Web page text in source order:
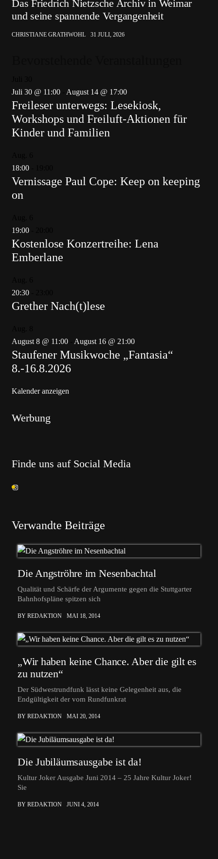
Das Friedrich Nietzsche Archiv in Weimar
und seine spannende Vergangenheit
CHRISTIANE GRATHWOHL 31 JULI, 2026
Juli 30 @ 11:00
August 14 @ 17:00
Freileser unterwegs: Lesekiosk,
Workshops und Freiluft-Aktionen für
Kinder und Familien
18:00
Vernissage Paul Cope: Keep on keeping
on
19:00
Kostenlose Konzertreihe: Lena
Emberlane
20:30
Grether Nach(t)lese
August 8 @ 11:00
August 16 @ 21:00
Staufener Musikwoche „Fantasia“
8.-16.8.2026
Kalender anzeigen
Werbung
Finde uns auf Social Media
Verwandte Beiträge
Die Angströhre im Nesenbachtal
Qualität und Schärfe der Argumente gegen die Stuttgarter
Bahnhofspläne spitzen sich
BY REDAKTION MAI 18, 2014
„Wir haben keine Chance. Aber die gilt es
zu nutzen“
Der Südwestrundfunk lässt keine Gelegenheit aus, die
Endgültigkeit der vom Rundfunkrat
BY REDAKTION MAI 20, 2014
Die Jubiläumsausgabe ist da!
Kultur Joker Ausgabe Juni 2014 – 25 Jahre Kultur Joker!
Sie
BY REDAKTION JUNI 4, 2014